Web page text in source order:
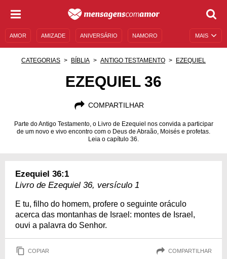
MAIS
AMOR AMIZADE ANIVERSÁRIO NAMORO
CATEGORIAS BÍBLIA ANTIGO TESTAMENTO EZEQUIEL
EZEQUIEL 36
COMPARTILHAR
Parte do Antigo Testamento, o Livro de Ezequiel nos convida a participar
de um novo e vivo encontro com o Deus de Abraão, Moisés e profetas.
Leia o capítulo 36.
Ezequiel 36:1
Livro de Ezequiel 36, versículo 1
E tu, filho do homem, profere o seguinte oráculo
acerca das montanhas de Israel: montes de Israel,
ouvi a palavra do Senhor.
COPIAR COMPARTILHAR